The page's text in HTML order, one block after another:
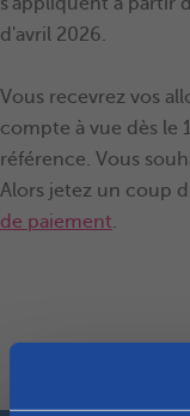
d'avril 2026.
Vous recevrez vos
compte à vue dès le
référence. Vous
Alors jetez un coup
de paiement.